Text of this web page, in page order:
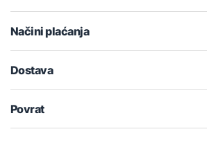
Načini plaćanja
Dostava
Povrat